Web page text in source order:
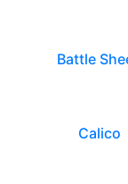
Battle
Calico